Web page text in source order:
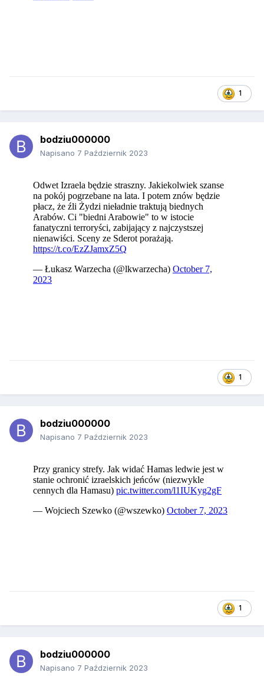
1
bodziu000000
Napisano 7 Październik 2023
1
bodziu000000
Napisano 7 Październik 2023
1
bodziu000000
Napisano 7 Październik 2023